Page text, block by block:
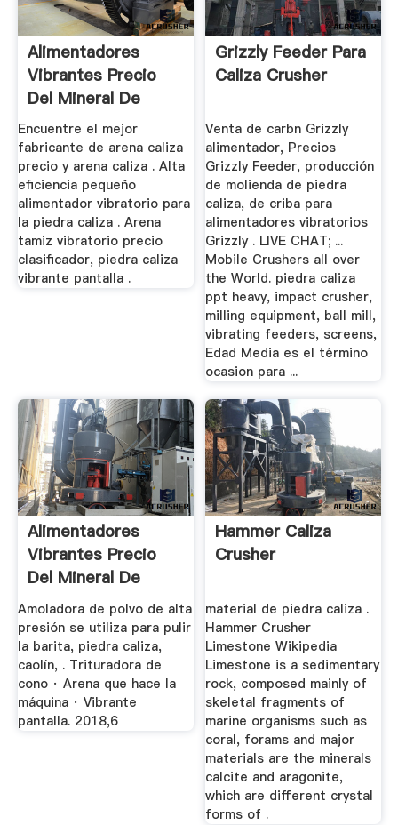
Alimentadores
Vibrantes Precio
Del Mineral De
Caolin
Encuentre el mejor
fabricante de arena caliza
precio y arena caliza . Alta
eficiencia pequeño
alimentador vibratorio para
la piedra caliza . Arena
tamiz vibratorio precio
clasificador, piedra caliza
vibrante pantalla .
Grizzly Feeder Para
Caliza Crusher
Venta de carbn Grizzly
alimentador, Precios
Grizzly Feeder, producción
de molienda de piedra
caliza, de criba para
alimentadores vibratorios
Grizzly . LIVE CHAT; ...
Mobile Crushers all over
the World. piedra caliza
ppt heavy, impact crusher,
milling equipment, ball mill,
vibrating feeders, screens,
Edad Media es el término
ocasion para ...
Alimentadores
Vibrantes Precio
Del Mineral De
Barita
Amoladora de polvo de alta
presión se utiliza para pulir
la barita, piedra caliza,
caolín, . Trituradora de
cono · Arena que hace la
máquina · Vibrante
pantalla. 2018,6
Hammer Caliza
Crusher
material de piedra caliza .
Hammer Crusher
Limestone Wikipedia
Limestone is a sedimentary
rock, composed mainly of
skeletal fragments of
marine organisms such as
coral, forams and major
materials are the minerals
calcite and aragonite,
which are different crystal
forms of .